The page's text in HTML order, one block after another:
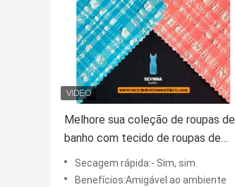
Melhore sua coleção de roupas de
banho com tecido de roupas de
banho ecológico
Secagem rápida:- Sim, sim.
Benefícios:Amigável ao ambiente